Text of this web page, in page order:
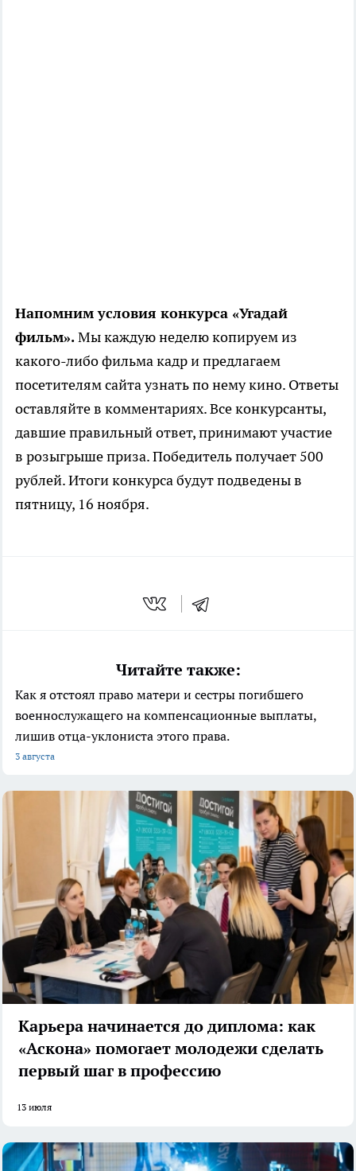
Напомним условия конкурса «Угадай
фильм».Мы каждую неделю копируем из
какого-либо фильма кадр и предлагаем
посетителям сайта узнать по нему кино. Ответы
оставляйте в комментариях. Все конкурсанты,
давшие правильный ответ, принимают участие
в розыгрыше приза. Победитель получает 500
рублей. Итоги конкурса будут подведены в
пятницу, 16 ноября.
Читайте также:
Как я отстоял право матери и сестры погибшего
военнослужащего на компенсационные выплаты,
лишив отца-уклониста этого права.
3 августа
Карьера начинается до диплома: как
«Аскона» помогает молодежи сделать
первый шаг в профессию
13 июля